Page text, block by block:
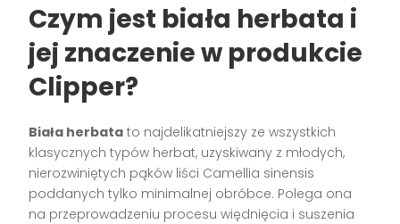
Czym jest biała herbata i
jej znaczenie w produkcie
Clipper?
Biała herbata to najdelikatniejszy ze wszystkich
klasycznych typów herbat, uzyskiwany z młodych,
nierozwiniętych pąków liści Camellia sinensis
poddanych tylko minimalnej obróbce. Polega ona
na przeprowadzeniu procesu więdnięcia i suszenia